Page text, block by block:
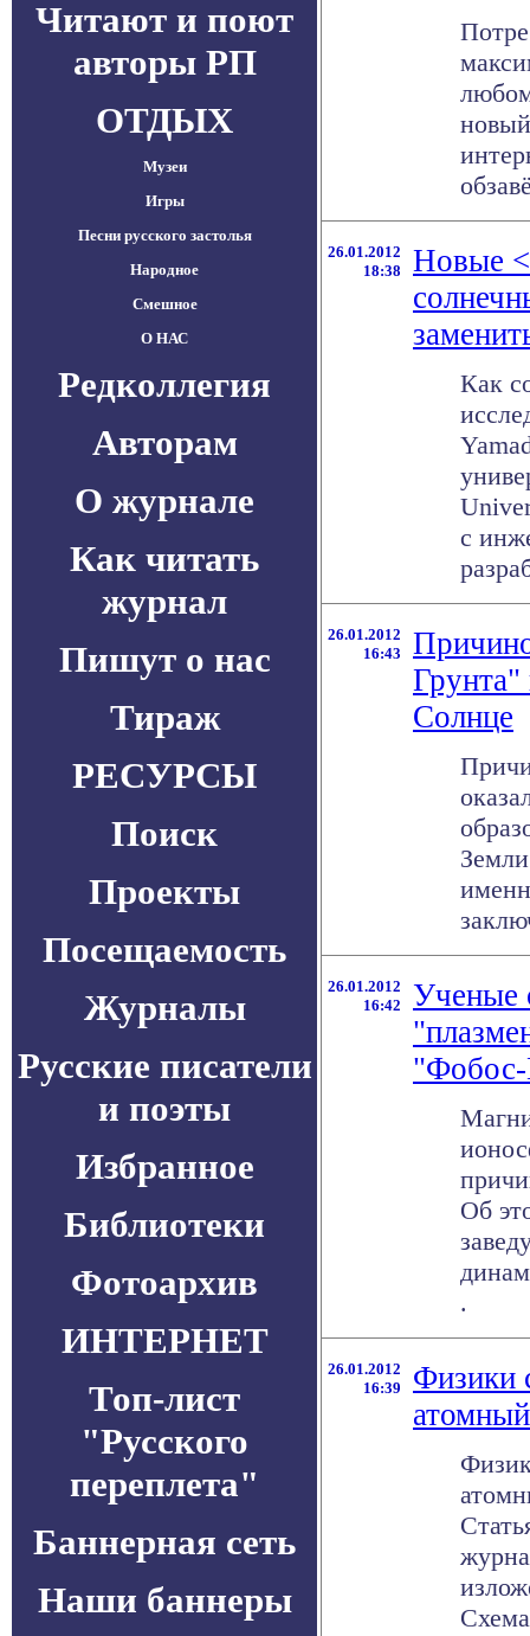
Читают и поют
авторы РП
ОТДЫХ
Музеи
Игры
Песни русского застолья
Народное
Смешное
О НАС
Редколлегия
Авторам
О журнале
Как читать
журнал
Пишут о нас
Тираж
РЕСУРСЫ
Поиск
Проекты
Посещаемость
Журналы
Русские писатели
и поэты
Избранное
Библиотеки
Фотоархив
ИНТЕРНЕТ
Топ-лист
"Русского
переплета"
Баннерная сеть
Наши баннеры
26.01.2012
18:38
Новые
Как
с
26.01.2012
16:43
Грунта"
Солнце
26.01.2012
16:42
Ученые
"Фобос-
Об
.
26.01.2012
16:39
Физики